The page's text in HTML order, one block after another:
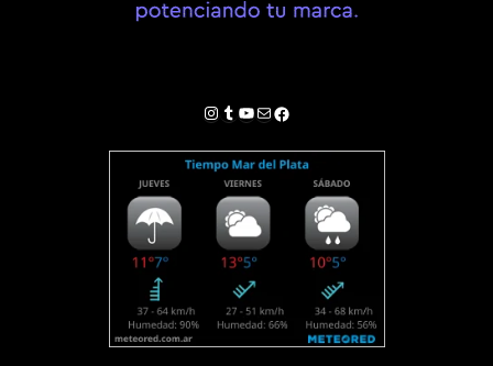
Instagram
Tumblr
YouTube
Correo electrónico
Facebook